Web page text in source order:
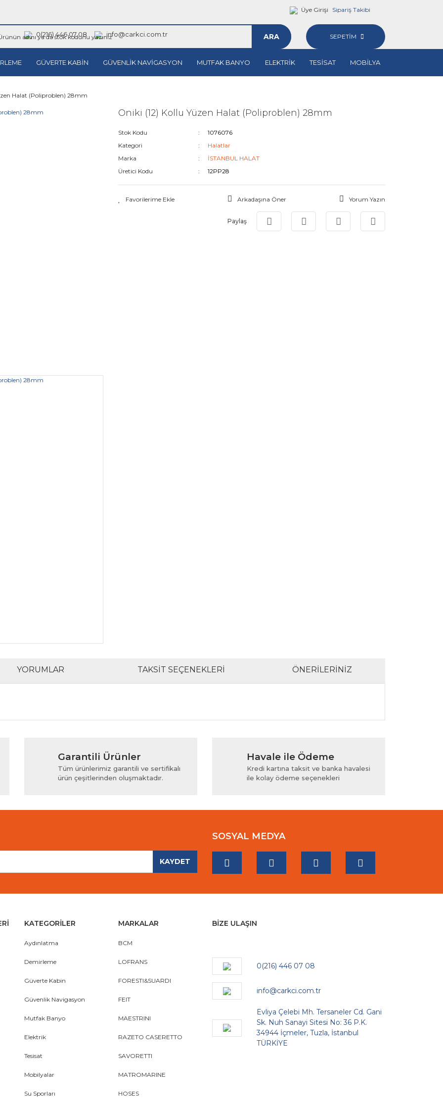
Üye Girişi Sipariş Takibi
0(216) 446 07 08 info@carkci.com.tr ARA SEPETİM
GÜVERTE KABİN GÜVENLİK NAVİGASYON MUTFAK BANYO ELEKTRİK TESİSAT MOBİLYA
Halat (Poliproblen) 28mm
Oniki (12) Kollu Yüzen Halat (Poliproblen) 28mm
Stok Kodu
1076076
Kategori
Halatlar
Marka
İSTANBUL HALAT
Üretici Kodu
12PP28
Arkadaşına Öner Yorum Yazın
Paylaş
YORUMLAR TAKSIT SEÇENEKLERI ÖNERILERINIZ
Yorum Yaz
ve diğer konularda yetersiz gördüğünüz noktaları öneri formunu kullanarak tarafımıza iletebilirsiniz.
Garantili Ürünler
Tüm ürünlerimiz garantili ve sertifikalı
ürün çeşitlerinden oluşmaktadır.
Havale ile Ödeme
Kredi kartına taksit ve banka havalesi
ile kolay ödeme seçenekleri
KAYDET
SOSYAL MEDYA
KATEGORİLER
Aydınlatma
Demirleme
Güverte Kabin
Güvenlik Navigasyon
Mutfak Banyo
Elektrik
Tesisat
Mobilyalar
Su Sporları
MARKALAR
BCM
LOFRANS
FORESTI&SUARDI
FEIT
MAESTRINI
RAZETO CASERETTO
SAVORETTI
MATROMARINE
HOSES
BİZE ULAŞIN
0(216) 446 07 08
info@carkci.com.tr
Evliya Çelebi Mh. Tersaneler Cd. Gani
Sk. Nuh Sanayi Sitesi No: 36 P.K.
34944 İçmeler, Tuzla, İstanbul
TÜRKİYE